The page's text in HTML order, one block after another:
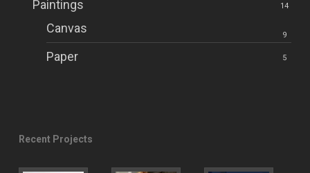
Paintings 14
Canvas 9
Paper 5
Recent Projects